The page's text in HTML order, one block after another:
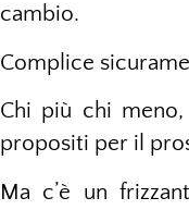
cambio.
Complice
Chi più chi
propositi per il
Ma c’è un